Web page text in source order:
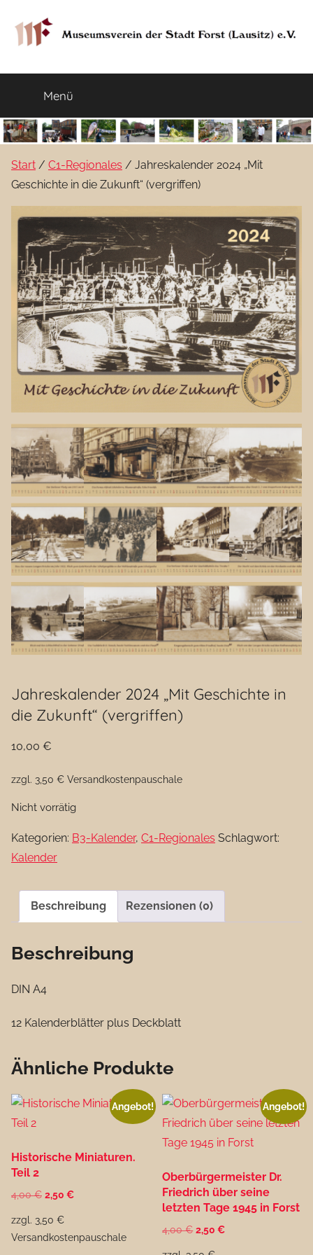
Inhalt
springen
Museumsverein
der
Stadt
Forst
(Lausitz)
e.V.
–
03149
Lausitz)
Menü
Start / C1-Regionales / Jahreskalender 2024 „Mit
Geschichte in die Zukunft“ (vergriffen)
Jahreskalender 2024 „Mit Geschichte in
die Zukunft“ (vergriffen)
10,00 €
zzgl. 3,50 € Versandkostenpauschale
Nicht vorrätig
Kategorien: B3-Kalender, C1-Regionales Schlagwort:
Kalender
Beschreibung Rezensionen (0)
Beschreibung
DIN A4
12 Kalenderblätter plus Deckblatt
Ähnliche Produkte
Angebot!
Historische Miniaturen.
Teil 2
4,00€ Ursprünglicher
war:
4,00 €
2,50 €Aktueller
2,50 €.
zzgl. 3,50 €
Versandkostenpauschale
Angebot!
Oberbürgermeister Dr.
Friedrich über seine
letzten Tage 1945 in Forst
4,00€ Ursprünglicher
2,50€Aktueller